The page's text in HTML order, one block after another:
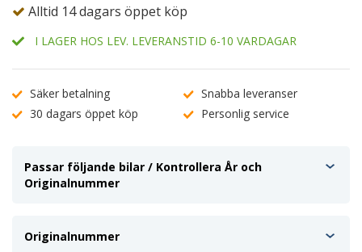
Alltid 14 dagars öppet köp
I LAGER HOS LEV. LEVERANSTID 6-10 VARDAGAR
Säker betalning
Snabba leveranser
30 dagars öppet köp
Personlig service
Passar följande bilar / Kontrollera År och
Originalnummer
Originalnummer